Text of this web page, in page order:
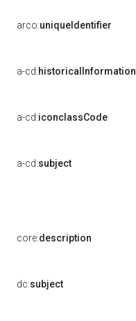
arco:uniqueIdentifier
a-cd:historicalInformation
a-cd:iconclassCode
a-cd:subject
core:description
dc:subject